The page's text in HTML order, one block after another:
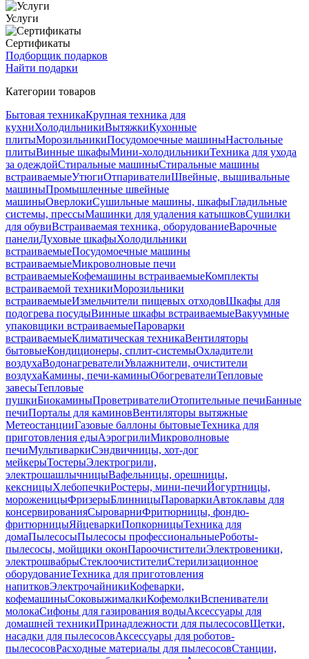
Услуги
Сертификаты
Подборщик подарков
Найти подарки
Категории товаров
Бытовая техникаКрупная техника для
кухниХолодильникиВытяжкиКухонные
плитыМорозильникиПосудомоечные машиныНастольные
плитыВинные шкафыМини-холодильникиТехника для ухода
за одеждойСтиральные машиныСтиральные машины
встраиваемыеУтюгиОтпаривателиШвейные, вышивальные
машиныПромышленные швейные
машиныОверлокиСушильные машины, шкафыГладильные
системы, прессыМашинки для удаления катышковСушилки
для обувиВстраиваемая техника, оборудованиеВарочные
панелиДуховые шкафыХолодильники
встраиваемыеПосудомоечные машины
встраиваемыеМикроволновые печи
встраиваемыеКофемашины встраиваемыеКомплекты
встраиваемой техникиМорозильники
встраиваемыеИзмельчители пищевых отходовШкафы для
подогрева посудыВинные шкафы встраиваемыеВакуумные
упаковщики встраиваемыеПароварки
встраиваемыеКлиматическая техникаВентиляторы
бытовыеКондиционеры, сплит-системыОхладители
воздухаВодонагревателиУвлажнители, очистители
воздухаКамины, печи-каминыОбогревателиТепловые
завесыТепловые
пушкиБиокаминыПроветривателиОтопительные печиБанные
печиПорталы для каминовВентиляторы вытяжные
МетеостанцииГазовые баллоны бытовыеТехника для
приготовления едыАэрогрилиМикроволновые
печиМультиваркиСэндвичницы, хот-дог
мейкерыТостерыЭлектрогрили,
электрошашлычницыВафельницы, орешницы,
кексницыХлебопечкиРостеры, мини-печиЙогуртницы,
мороженицыФризерыБлинницыПароваркиАвтоклавы для
консервированияСыроварниФритюрницы, фондю-
фритюрницыЯйцеваркиПопкорницыТехника для
домаПылесосыПылесосы профессиональныеРоботы-
пылесосы, мойщики оконПароочистителиЭлектровеники,
электрошвабрыСтеклоочистителиСтерилизационное
оборудованиеТехника для приготовления
напитковЭлектрочайникиКофеварки,
кофемашиныСоковыжималкиКофемолкиВспениватели
молокаСифоны для газирования водыАксессуары для
домашней техникиПринадлежности для пылесосовЩетки,
насадки для пылесосовАксессуары для роботов-
пылесосовРасходные материалы для пылесосовСтанции,